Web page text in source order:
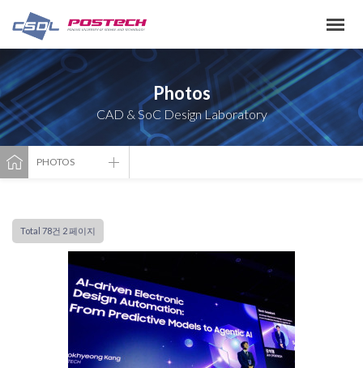
Photos
CAD & SoC Design Laboratory
PHOTOS
Total 78건 2 페이지